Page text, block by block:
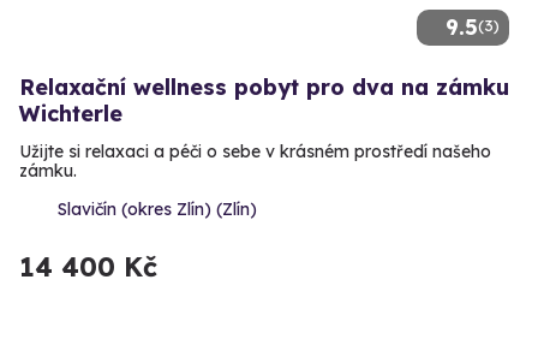
9.5(3)
Relaxační wellness pobyt pro dva na zámku
Wichterle
Užijte si relaxaci a péči o sebe v krásném prostředí našeho
zámku.
Slavičín (okres Zlín) (Zlín)
14 400 Kč